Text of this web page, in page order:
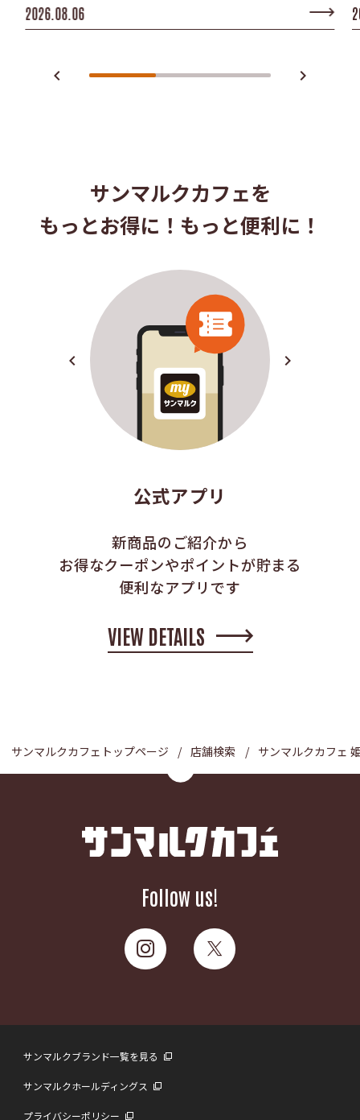
2026.08.06
navigate_before navigate_next
サンマルクカフェを
もっとお得に！もっと便利に！
公式アプリ
新商品のご紹介から
お得なクーポンやポイントが貯まる
便利なアプリです
VIEW DETAILS
navigate_before navigate_next
サンマルクカフェトップページ 店舗検索 サンマルクカフェ
Follow us!
サンマルクブランド一覧を見る
サンマルクホールディングス
プライバシーポリシー